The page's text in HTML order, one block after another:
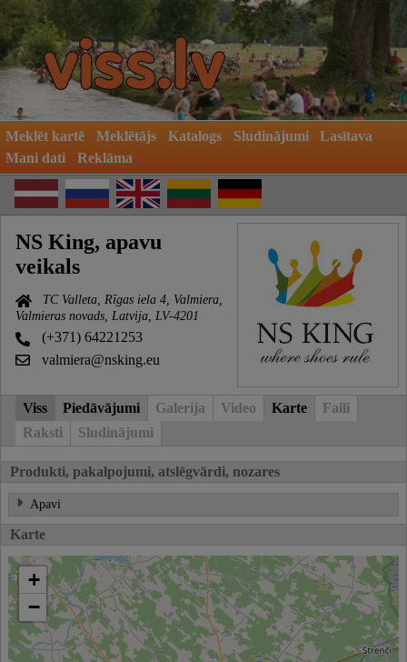
Meklēt kartē Meklētājs Katalogs Sludinājumi
Lasītava
Mani dati
Reklāma
NS King, apavu
veikals
TC Valleta, Rīgas iela 4, Valmiera,
Valmieras novads, Latvija, LV-4201
(+371) 64221253
valmiera@nsking.eu
Viss Piedāvājumi Galerija Video Karte
Faili
Raksti
Sludinājumi
Produkti, pakalpojumi, atslēgvārdi, nozares
Apavi
Karte
+
−